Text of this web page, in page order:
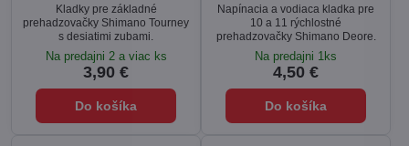
Kladky pre základné
prehadzovačky Shimano Tourney
s desiatimi zubami.
Na predajni 2 a viac ks
3,90 €
Do košíka
Napínacia a vodiaca kladka pre
10 a 11 rýchlostné
prehadzovačky Shimano Deore.
Na predajni 1ks
4,50 €
Do košíka